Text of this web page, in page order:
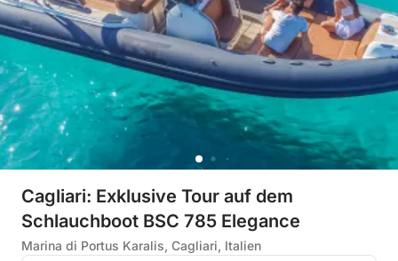
Cagliari: Exklusive Tour auf dem
Schlauchboot BSC 785 Elegance
Marina di Portus Karalis, Cagliari, Italien